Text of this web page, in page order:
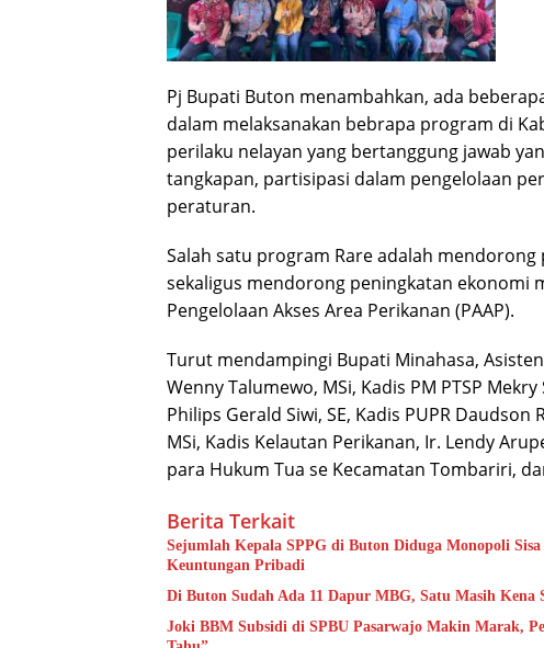
Pj Bupati Buton menambahkan, ada
dalam melaksanakan bebrapa program di
perilaku nelayan yang bertanggung jawab
tangkapan, partisipasi dalam pengelolaan
peraturan.
Salah satu program Rare adalah
sekaligus mendorong peningkatan ekonomi
Pengelolaan Akses Area Perikanan (PAAP).
Turut mendampingi Bupati Minahasa,
Wenny Talumewo, MSi, Kadis PM PTSP
Philips Gerald Siwi, SE, Kadis PUPR
MSi, Kadis Kelautan Perikanan, Ir. Lendy
para Hukum Tua se Kecamatan Tombariri,
Berita Terkait
Sejumlah Kepala SPPG di Buton Diduga Monopoli
Keuntungan Pribadi
Di Buton Sudah Ada 11 Dapur MBG, Satu Masih Kena
Joki BBM Subsidi di SPBU Pasarwajo Makin Marak,